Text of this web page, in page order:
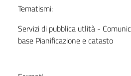
Tematismi:
Servizi di pubblica utlità -
base Pianificazione e catasto